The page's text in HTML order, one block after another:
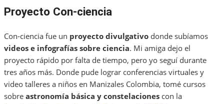
Proyecto Con-ciencia
Con-ciencia fue un proyecto divulgativo donde subíamos
videos e infografías sobre ciencia. Mi amiga dejo el
proyecto rápido por falta de tiempo, pero yo seguí durante
tres años más. Donde pude lograr conferencias virtuales y
video talleres a niños en Manizales Colombia, tomé cursos
sobre astronomía básica y constelaciones con la